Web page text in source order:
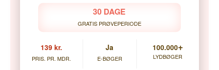
30 DAGE
GRATIS PRØVEPERIODE
139 kr.
PRIS. PR. MDR.
Ja
E-BØGER
100.000+
LYDBØGER